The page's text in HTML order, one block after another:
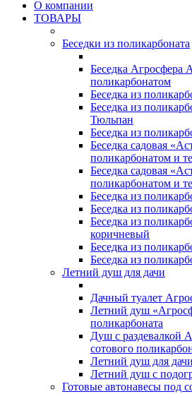
О компании
ТОВАРЫ
Беседки из поликарбоната
Беседка Агросфера
поликарбонатом
Беседка из
Беседка из
Тюльпан
Беседка из
Беседка садовая
поликарбонатом и
Беседка садовая
поликарбонатом и
Беседка из
Беседка из
Беседка из
коричневый
Беседка из
Беседка из
Летний душ для дачи
Дачный туалет
Летний душ
поликарбоната
Душ с раздевалкой
сотового
Летний душ для
Летний душ с
Готовые автонавесы под